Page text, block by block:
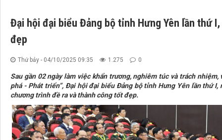
Đại hội đại biểu Đảng bộ tỉnh Hưng Yên lần thứ
đẹp
Thứ bảy - 04/10/2025 09:35 1.275 0
Sau gần 02 ngày làm việc khẩn trương, nghiêm túc và trách
phá - Phát triển”, Đại hội đại biểu Đảng bộ tỉnh Hưng Yên lần thứ
chương trình đề ra và thành công tốt đẹp.